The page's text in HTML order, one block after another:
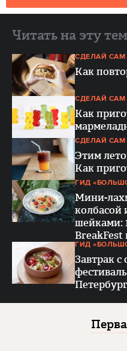
Читать на эту
СДЕЛАЙ САМ
Как
СДЕЛАЙ САМ
Как
СДЕЛАЙ САМ
Этим
Как
ГИД
Мини-
колбасой
шейками:
BreakFest
ГИД
Завтрак с